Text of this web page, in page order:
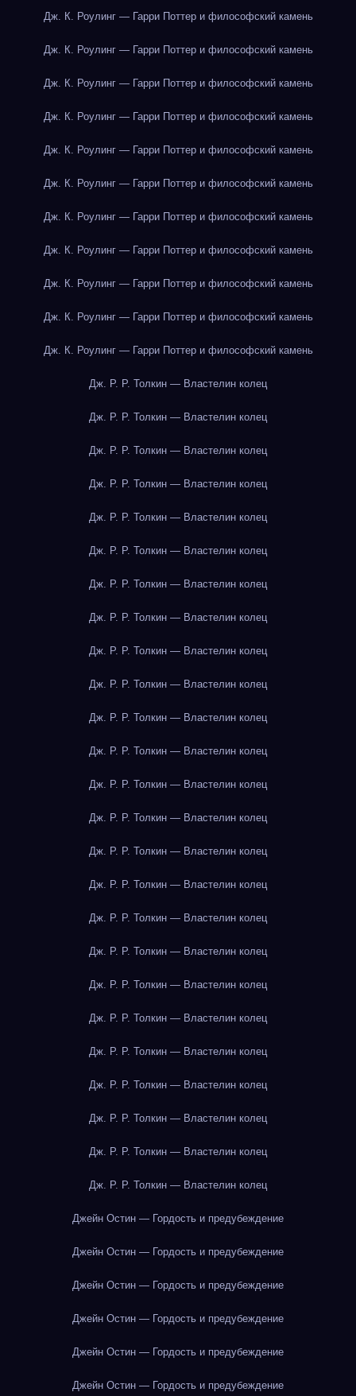
Дж. К. Роулинг — Гарри Поттер и философский камень
Дж. К. Роулинг — Гарри Поттер и философский камень
Дж. К. Роулинг — Гарри Поттер и философский камень
Дж. К. Роулинг — Гарри Поттер и философский камень
Дж. К. Роулинг — Гарри Поттер и философский камень
Дж. К. Роулинг — Гарри Поттер и философский камень
Дж. К. Роулинг — Гарри Поттер и философский камень
Дж. К. Роулинг — Гарри Поттер и философский камень
Дж. К. Роулинг — Гарри Поттер и философский камень
Дж. К. Роулинг — Гарри Поттер и философский камень
Дж. К. Роулинг — Гарри Поттер и философский камень
Дж. Р. Р. Толкин — Властелин колец
Дж. Р. Р. Толкин — Властелин колец
Дж. Р. Р. Толкин — Властелин колец
Дж. Р. Р. Толкин — Властелин колец
Дж. Р. Р. Толкин — Властелин колец
Дж. Р. Р. Толкин — Властелин колец
Дж. Р. Р. Толкин — Властелин колец
Дж. Р. Р. Толкин — Властелин колец
Дж. Р. Р. Толкин — Властелин колец
Дж. Р. Р. Толкин — Властелин колец
Дж. Р. Р. Толкин — Властелин колец
Дж. Р. Р. Толкин — Властелин колец
Дж. Р. Р. Толкин — Властелин колец
Дж. Р. Р. Толкин — Властелин колец
Дж. Р. Р. Толкин — Властелин колец
Дж. Р. Р. Толкин — Властелин колец
Дж. Р. Р. Толкин — Властелин колец
Дж. Р. Р. Толкин — Властелин колец
Дж. Р. Р. Толкин — Властелин колец
Дж. Р. Р. Толкин — Властелин колец
Дж. Р. Р. Толкин — Властелин колец
Дж. Р. Р. Толкин — Властелин колец
Дж. Р. Р. Толкин — Властелин колец
Дж. Р. Р. Толкин — Властелин колец
Дж. Р. Р. Толкин — Властелин колец
Джейн Остин — Гордость и предубеждение
Джейн Остин — Гордость и предубеждение
Джейн Остин — Гордость и предубеждение
Джейн Остин — Гордость и предубеждение
Джейн Остин — Гордость и предубеждение
Джейн Остин — Гордость и предубеждение